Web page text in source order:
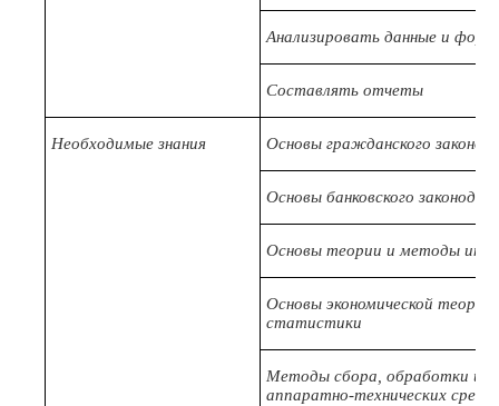
Анализировать данные и
Составлять отчеты
Необходимые знания Основы гражданского
Основы банковского
Основы теории и методы
Основы экономической
статистики
Методы сбора, обработки и
аппаратно-технических